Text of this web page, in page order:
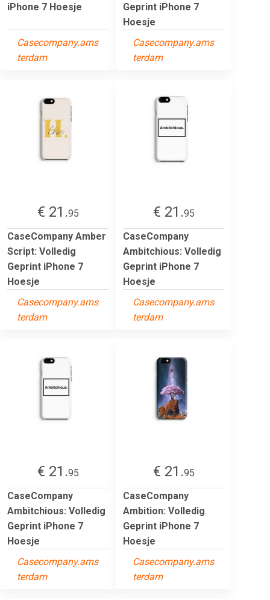
iPhone 7 Hoesje
Casecompany.ams
terdam
Geprint iPhone 7
Hoesje
Casecompany.ams
terdam
€ 21.95
CaseCompany Amber
Script: Volledig
Geprint iPhone 7
Hoesje
Casecompany.ams
terdam
€ 21.95
CaseCompany
Ambitchious: Volledig
Geprint iPhone 7
Hoesje
Casecompany.ams
terdam
€ 21.95
CaseCompany
Ambitchious: Volledig
Geprint iPhone 7
Hoesje
Casecompany.ams
terdam
€ 21.95
CaseCompany
Ambition: Volledig
Geprint iPhone 7
Hoesje
Casecompany.ams
terdam